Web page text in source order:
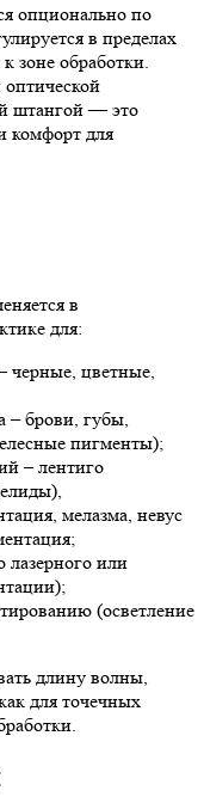
опционально по
в пределах
зоне обработки.
штангой — это
комфорт для
в
для:
черные, цветные,
– брови, губы,
пигменты);
– лентиго
мелазма, невус
лазерного или
(осветление
длину волны,
для точечных